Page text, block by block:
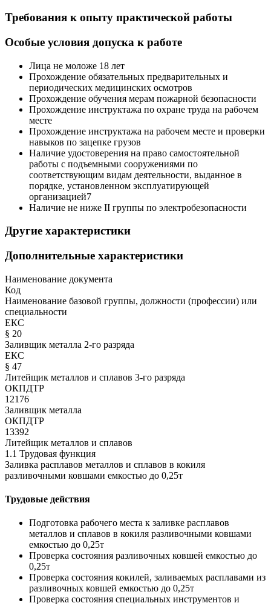
Требования к опыту практической работы
Особые условия допуска к работе
Лица не моложе 18 лет
Прохождение обязательных предварительных и
периодических медицинских осмотров
Прохождение обучения мерам пожарной безопасности
Прохождение инструктажа по охране труда на рабочем
месте
Прохождение инструктажа на рабочем месте и проверки
навыков по зацепке грузов
Наличие удостоверения на право самостоятельной
работы с подъемными сооружениями по
соответствующим видам деятельности, выданное в
порядке, установленном эксплуатирующей
организацией7
Наличие не ниже II группы по электробезопасности
Другие характеристики
Дополнительные характеристики
Наименование документа
Код
Наименование базовой группы, должности (профессии) или
специальности
ЕКС
§ 20
Заливщик металла 2-го разряда
ЕКС
§ 47
Литейщик металлов и сплавов 3-го разряда
ОКПДТР
12176
Заливщик металла
ОКПДТР
13392
Литейщик металлов и сплавов
1.1 Трудовая функция
Заливка расплавов металлов и сплавов в кокиля
разливочными ковшами емкостью до 0,25т
Трудовые действия
Подготовка рабочего места к заливке расплавов
металлов и сплавов в кокиля разливочными ковшами
емкостью до 0,25т
Проверка состояния разливочных ковшей емкостью до
0,25т
Проверка состояния кокилей, заливаемых расплавами из
разливочных ковшей емкостью до 0,25т
Проверка состояния специальных инструментов и